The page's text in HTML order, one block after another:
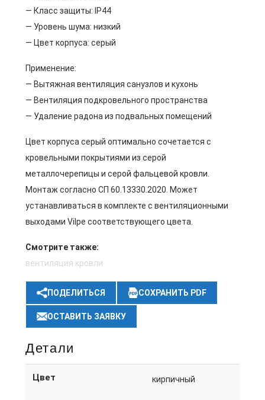
— Класс защиты: IP44
— Уровень шума: низкий
— Цвет корпуса: серый
Применение:
— Вытяжная вентиляция санузлов и кухонь
— Вентиляция подкровельного пространства
— Удаление радона из подвальных помещений
Цвет корпуса серый оптимально сочетается с
кровельными покрытиями из серой
металлочерепицы и серой фальцевой кровли.
Монтаж согласно СП 60.13330.2020. Может
устанавливаться в комплекте с вентиляционными
выходами Vilpe соответствующего цвета.
Смотрите также:
вентиляция кровли
ПОДЕЛИТЬСЯ СОХРАНИТЬ PDF
ОСТАВИТЬ ЗАЯВКУ
Детали
Цвет кирпичный